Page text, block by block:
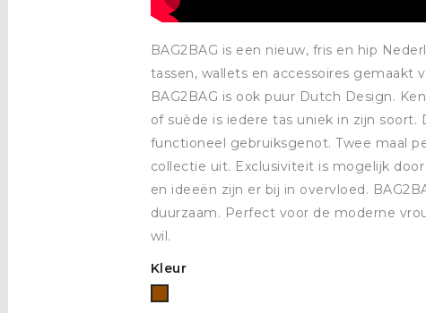
BAG2BAG is een nieuw, fris en hip
tassen, wallets en accessoires gemaakt
BAG2BAG is ook puur Dutch Design.
of suède is iedere tas uniek in zijn
functioneel gebruiksgenot. Twee maal
collectie uit. Exclusiviteit is mogelijk
en ideeën zijn er bij in overvloed.
duurzaam. Perfect voor de moderne
wil.
Kleur
Bruin